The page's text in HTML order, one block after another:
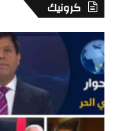
كرونيك